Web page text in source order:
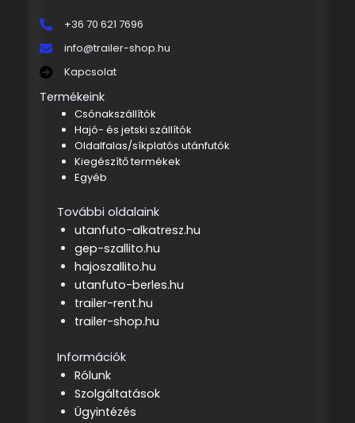
+36 70 621 7696
info@trailer-shop.hu
Kapcsolat
Termékeink
Csónakszállítók
Hajó- és jetski szállítók
Oldalfalas/síkplatós utánfutók
Kiegészítő termékek
Egyéb
További oldalaink
utanfuto-alkatresz.hu
gep-szallito.hu
hajoszallito.hu
utanfuto-berles.hu
trailer-rent.hu
trailer-shop.hu
Információk
Rólunk
Szolgáltatások
Ügyintézés